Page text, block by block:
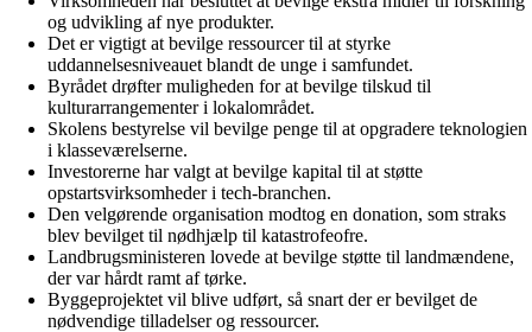
og udvikling af nye produkter.
Det er vigtigt at bevilge ressourcer til at styrke
uddannelsesniveauet blandt de unge i samfundet.
Byrådet drøfter muligheden for at bevilge tilskud til
kulturarrangementer i lokalområdet.
Skolens bestyrelse vil bevilge penge til at opgradere teknologien
i klasseværelserne.
Investorerne har valgt at bevilge kapital til at støtte
opstartsvirksomheder i tech-branchen.
Den velgørende organisation modtog en donation, som straks
blev bevilget til nødhjælp til katastrofeofre.
Landbrugsministeren lovede at bevilge støtte til landmændene,
der var hårdt ramt af tørke.
Byggeprojektet vil blive udført, så snart der er bevilget de
nødvendige tilladelser og ressourcer.